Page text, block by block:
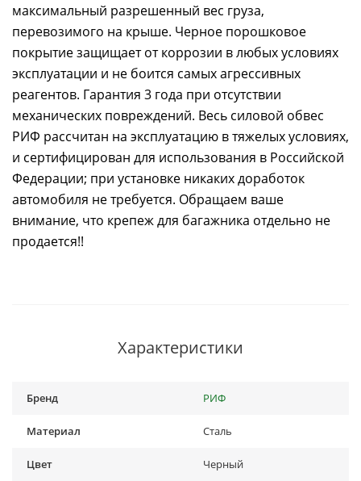
максимальный разрешенный вес груза,
перевозимого на крыше. Черное порошковое
покрытие защищает от коррозии в любых условиях
эксплуатации и не боится самых агрессивных
реагентов. Гарантия 3 года при отсутствии
механических повреждений. Весь силовой обвес
РИФ рассчитан на эксплуатацию в тяжелых условиях,
и сертифицирован для использования в Российской
Федерации; при установке никаких доработок
автомобиля не требуется. Обращаем ваше
внимание, что крепеж для багажника отдельно не
продается!!
Характеристики
Бренд РИФ
Материал Сталь
Цвет Черный